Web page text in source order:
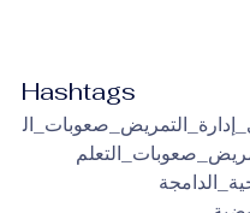
Hashtags